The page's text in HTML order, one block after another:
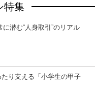
特集
潜む“人身取引”のリアル
り支える「小学生の甲子